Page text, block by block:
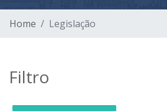
Home Legislação
Filtro